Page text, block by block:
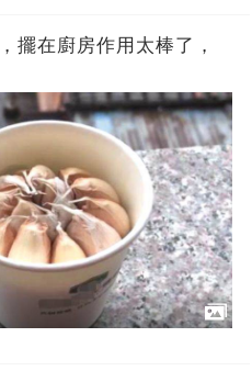
擺在廚房作用太棒了，